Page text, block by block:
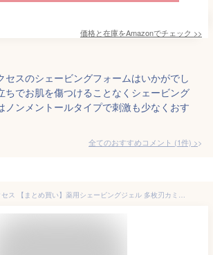
価格と在庫をAmazonでチェック >>
セスのシェービングフォームはいかがでし
ちでお肌を傷つけることなくシェービング
ノンメントールタイプで刺激も少なくおす
全てのおすすめコメント (1件) >
SUCCESS サクセス 【まとめ買い】薬用シェービングジェル 多枚刃カミソリ用 180g×3個セット